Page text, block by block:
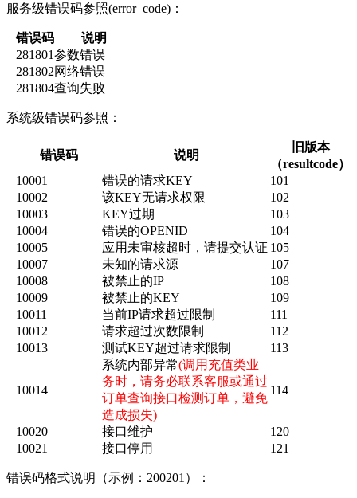
服务级错误码参照(error_code)：
错误码
说明
281801参数错误
281802网络错误
281804查询失败
系统级错误码参照：
错误码 说明
旧版本
（resultcode）
10001
错误的请求KEY
101
10002
该KEY无请求权限
102
10003
KEY过期
103
10004
错误的OPENID
104
10005
应用未审核超时，请提交认证 105
10007
未知的请求源
107
10008
被禁止的IP
108
10009
被禁止的KEY
109
10011
当前IP请求超过限制
111
10012
请求超过次数限制
112
10013
测试KEY超过请求限制 113
10014
系统内部异常(调用充值类业
务时，请务必联系客服或通过
订单查询接口检测订单，避免
造成损失)
114
10020 接口维护
120
10021
接口停用 121
错误码格式说明（示例：200201）：